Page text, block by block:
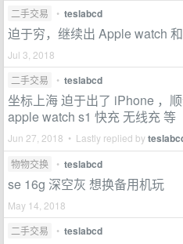
二手交易
• teslabcd
迫于穷，继续出 Apple watch
Jul 3, 2018
二手交易
• teslabcd
坐标上海 迫于出了 iPhone ，
apple watch s1 快充 无线充 等
Jun 27, 2018 • Lastly replied by
物物交换 • teslabcd
se 16g 深空灰 想换备用机玩
May 14, 2018
二手交易
• teslabcd